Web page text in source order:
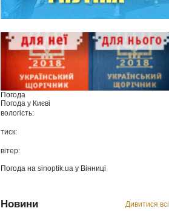
Погода
Погода у Києві
вологість:
тиск:
вітер:
Погода наsinoptik.ua у Вінниці
Новини Дивитися всі